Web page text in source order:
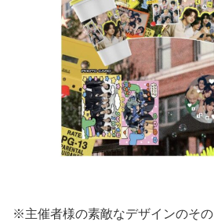
※主催者様の素敵なデザインのそ